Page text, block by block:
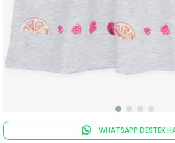
WHATSAPP DESTEK